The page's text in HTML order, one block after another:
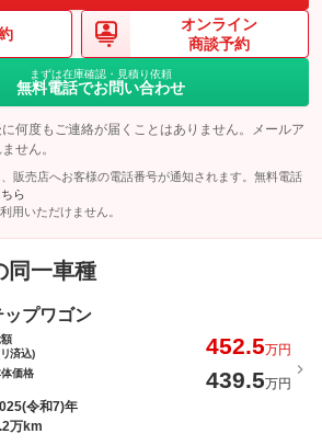
にしてくれます！ ※加入には条件があります。詳し
！
間期限指定なし・走行指定なし
パックの見積もり依頼（無料）
オンライン
商談予約
まずは在庫確認・見積り依頼
無料電話でお問い合わせ
何度もご連絡が届くことはありません。メールア
せん。
販売店へお客様の電話番号が通知されます。無料電話
ちら
用いただけません。
同一車種
ップワゴン
済込)
452.5万円
価格
439.5万円
令和7)年
万km